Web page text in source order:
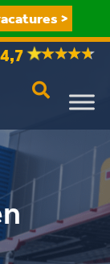
>
4,7